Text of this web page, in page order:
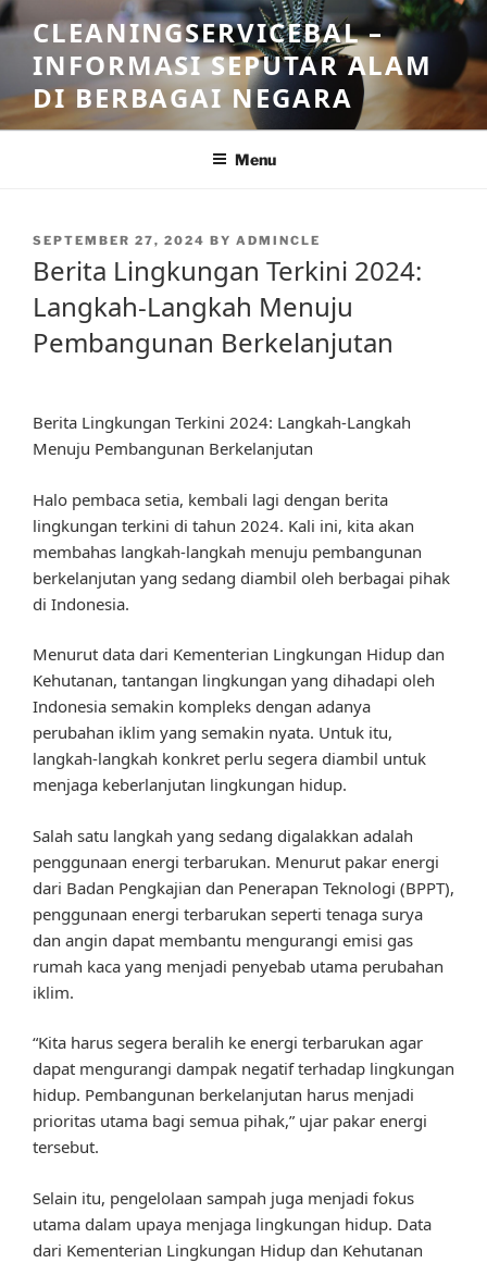
Skip
to
content
CLEANINGSERVICEBAL –
INFORMASI SEPUTAR ALAM
DI BERBAGAI NEGARA
Menu
POSTED
SEPTEMBER 27, 2024 BY ADMINCLE
Berita Lingkungan Terkini 2024:
Langkah-Langkah Menuju
Pembangunan Berkelanjutan
Berita Lingkungan Terkini 2024: Langkah-Langkah
Menuju Pembangunan Berkelanjutan
Halo pembaca setia, kembali lagi dengan berita
lingkungan terkini di tahun 2024. Kali ini, kita akan
membahas langkah-langkah menuju pembangunan
berkelanjutan yang sedang diambil oleh berbagai pihak
di Indonesia.
Menurut data dari Kementerian Lingkungan Hidup dan
Kehutanan, tantangan lingkungan yang dihadapi oleh
Indonesia semakin kompleks dengan adanya
perubahan iklim yang semakin nyata. Untuk itu,
langkah-langkah konkret perlu segera diambil untuk
menjaga keberlanjutan lingkungan hidup.
Salah satu langkah yang sedang digalakkan adalah
penggunaan energi terbarukan. Menurut pakar energi
dari Badan Pengkajian dan Penerapan Teknologi (BPPT),
penggunaan energi terbarukan seperti tenaga surya
dan angin dapat membantu mengurangi emisi gas
rumah kaca yang menjadi penyebab utama perubahan
iklim.
“Kita harus segera beralih ke energi terbarukan agar
dapat mengurangi dampak negatif terhadap lingkungan
hidup. Pembangunan berkelanjutan harus menjadi
prioritas utama bagi semua pihak,” ujar pakar energi
tersebut.
Selain itu, pengelolaan sampah juga menjadi fokus
utama dalam upaya menjaga lingkungan hidup. Data
dari Kementerian Lingkungan Hidup dan Kehutanan